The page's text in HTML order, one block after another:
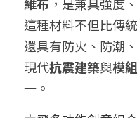
這種材料不但比傳
還具有防火、防潮
現代抗震建築與模
一。